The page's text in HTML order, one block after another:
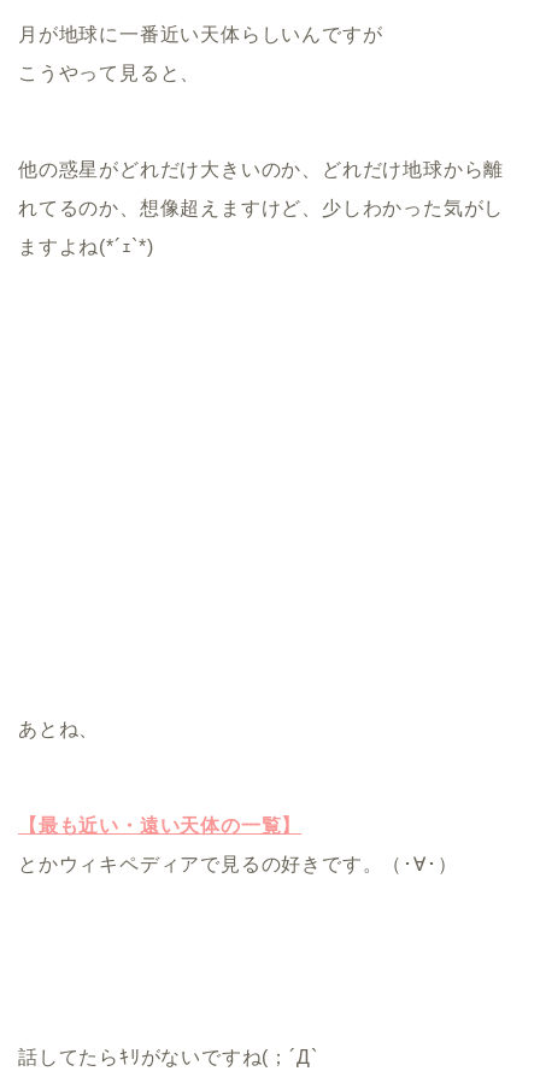
月が地球に一番近い天体らしいんですが
こうやって見ると、
他の惑星がどれだけ大きいのか、どれだけ地球から離
れてるのか、想像超えますけど、少しわかった気がし
ますよね(*´ｪ`*)
あとね、
【最も近い・遠い天体の一覧】
とかウィキペディアで見るの好きです。（･∀･）
話してたらｷﾘがないですね(；´Д`